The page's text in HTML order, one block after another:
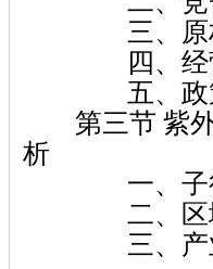
三、原材
四、经营
五、政策
第三节 紫外
析
一、子行
二、区域
三、产业